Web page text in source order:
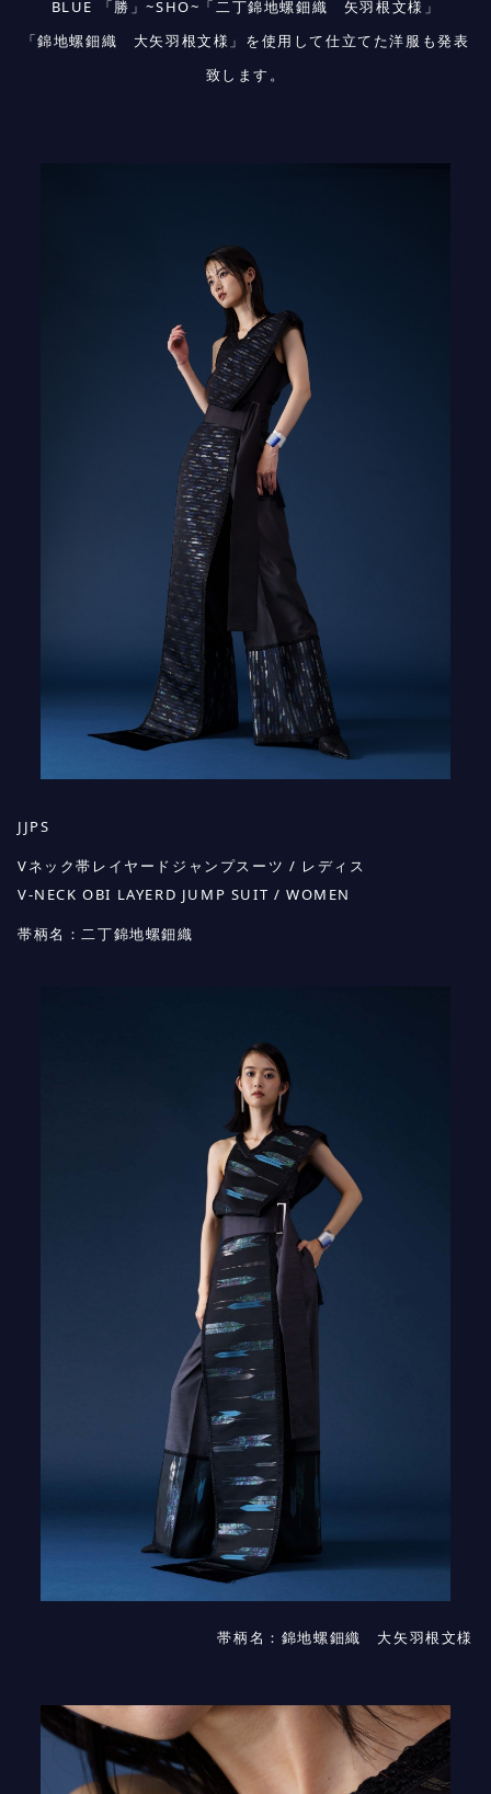
BLUE 「勝」~SHO~「二丁錦地螺鈿織 矢羽根文様」
「錦地螺鈿織 大矢羽根文様」を使用して仕立てた洋服も発表
致します。
JJPS
Vネック帯レイヤードジャンプスーツ / レディス
V-NECK OBI LAYERD JUMP SUIT / WOMEN
帯柄名：二丁錦地螺鈿織
帯柄名：錦地螺鈿織 大矢羽根文様